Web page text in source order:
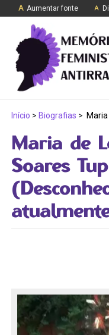
Aumentar fonte
Início > Biografias >
Maria de
Soares